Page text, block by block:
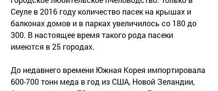
Сеуле в 2016 году количество пасек на крышах и
балконах домов и в парках увеличилось со 180 до
300. В настоящее время такого рода пасеки
имеются в 25 городах.
До недавнего времени Южная Корея импортировала
600-700 тонн меда в год из США, Новой Зеландии,